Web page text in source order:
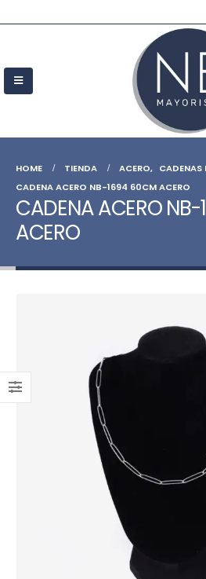
HOME TIENDA ACERO, CADENAS
CADENA ACERO NB-1694 60CM ACERO
CADENA ACERO
ACERO